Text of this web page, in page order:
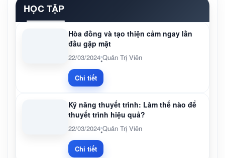
HỌC TẬP
Hòa đồng và tạo thiện cảm ngay lần
đầu gặp mặt
22/03/2024•Quản Trị Viên
Chi tiết
Kỹ năng thuyết trình: Làm thế nào để
thuyết trình hiệu quả?
22/03/2024•Quản Trị Viên
Chi tiết